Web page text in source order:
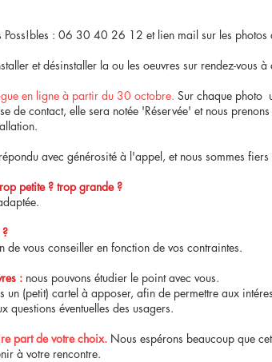
Poss!bles : 06 30 40 26 12 et lien mail sur les photos
et désinstaller la ou les oeuvres sur rendez-vous
en ligne à partir du 30 octobre. Sur chaque photo
de contact, elle sera notée 'Réservée' et nous
avec générosité à l'appel, et nous sommes
petite ? trop grande ?
vous conseiller en fonction de vos contraintes.
: nous pouvons étudier le point avec vous.
(petit) cartel à apposer, afin de permettre aux
questions éventuelles des usagers.
part de votre choix. Nous espérons beaucoup que
à votre rencontre.